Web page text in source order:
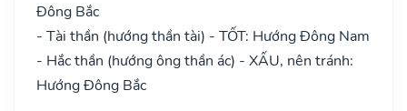
Đông Bắc
- Tài thần (hướng thần tài) - TỐT: Hướng Đông Nam
- Hắc thần (hướng ông thần ác) - XẤU, nên tránh:
Hướng Đông Bắc